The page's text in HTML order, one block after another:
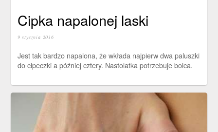
Cipka napalonej laski
9 stycznia 2016
Jest tak bardzo napalona, że wkłada najpierw dwa paluszki
do cipeczki a później cztery. Nastolatka potrzebuje bolca.